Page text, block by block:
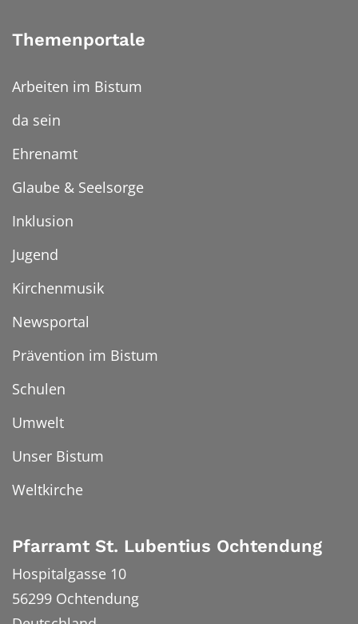
Themenportale
Arbeiten im Bistum
da sein
Ehrenamt
Glaube & Seelsorge
Inklusion
Jugend
Kirchenmusik
Newsportal
Prävention im Bistum
Schulen
Umwelt
Unser Bistum
Weltkirche
Pfarramt St. Lubentius Ochtendung
Hospitalgasse 10
56299 Ochtendung